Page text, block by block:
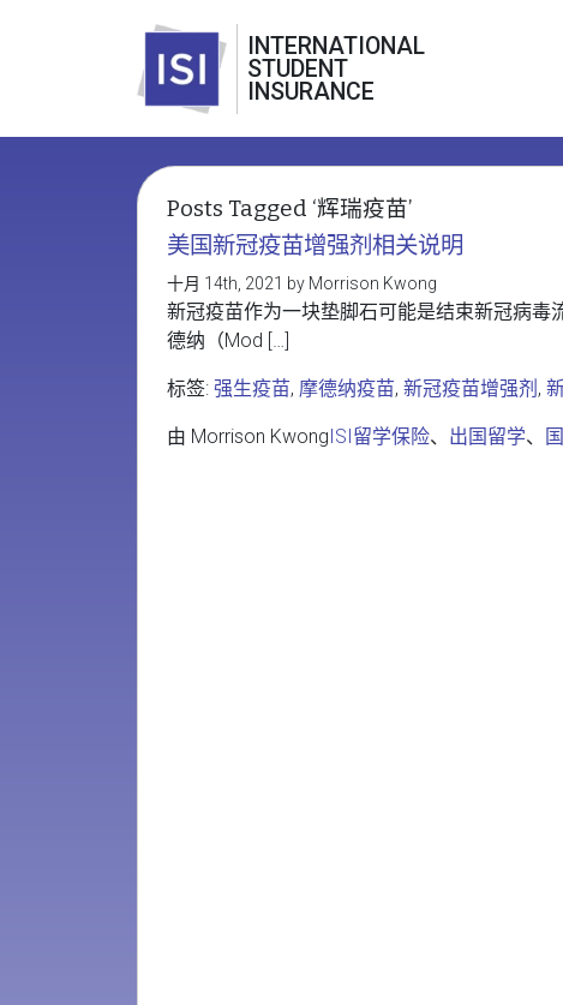
INTERNATIONAL
STUDENT
INSURANCE
Posts Tagged ‘辉瑞疫苗’
美国新冠疫苗增强剂相关说明
十月 14th, 2021 by Morrison Kwong
新冠疫苗作为一块垫脚石可能是结束新冠病
德纳（Mod […]
标签: 强生疫苗, 摩德纳疫苗, 新冠疫苗增强剂 ,
由 Morrison KwongISI留学保险、 出国留学、